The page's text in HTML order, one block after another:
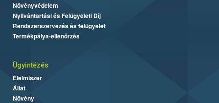
Növényvédelem
Nyilvántartási és Felügyeleti Díj
Rendszerszervezés és felügyelet
Termékpálya-ellenőrzés
Ügyintézés
Élelmiszer
Állat
Növény